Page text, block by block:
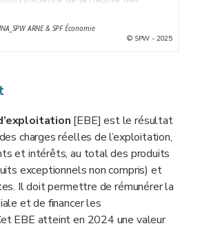
s’effondrer en 2016. Elle se redresse
2022. En 2023 et 2024, elle retrouve
à celui de 2021.
ARNE & SPF Économie
© SPW - 2025
[EBE] est le résultat
charges réelles de l’exploitation,
et intérêts, au total des produits
exceptionnels non compris) et
Il doit permettre de rémunérer la
et de financer les
EBE atteint en 2024 une valeur